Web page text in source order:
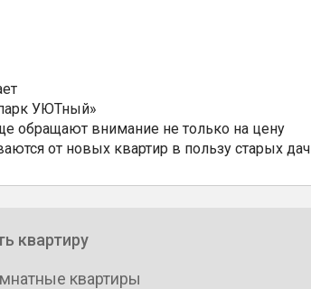
УЮТный»
обращают внимание не только на цену
от новых квартир в пользу старых дач
квартиру
квартиры